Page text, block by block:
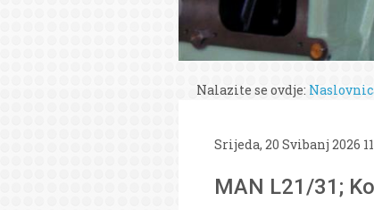
Nalazite se ovdje:
Srijeda, 20 Svibanj 2026
MAN L21/31;